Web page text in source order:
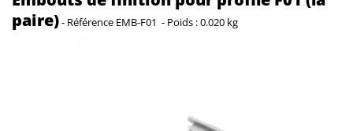
paire)- Référence EMB-F01 - Poids :0.020 kg